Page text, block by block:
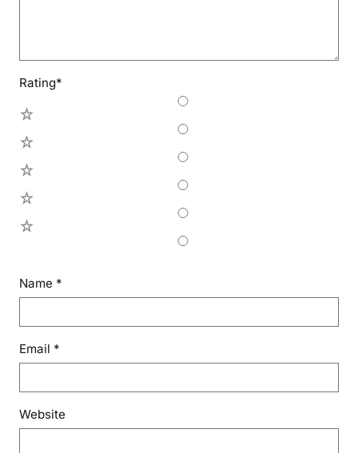
Rating*
Name *
Email *
Website